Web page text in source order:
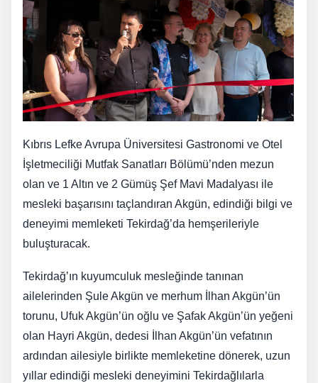
Kıbrıs Lefke Avrupa Üniversitesi Gastronomi ve Otel
İşletmeciliği Mutfak Sanatları Bölümü’nden mezun
olan ve 1 Altın ve 2 Gümüş Şef Mavi Madalyası ile
mesleki başarısını taçlandıran Akgün, edindiği bilgi ve
deneyimi memleketi Tekirdağ’da hemşerileriyle
buluşturacak.
Tekirdağ’ın kuyumculuk mesleğinde tanınan
ailelerinden Şule Akgün ve merhum İlhan Akgün’ün
torunu, Ufuk Akgün’ün oğlu ve Şafak Akgün’ün yeğeni
olan Hayri Akgün, dedesi İlhan Akgün’ün vefatının
ardından ailesiyle birlikte memleketine dönerek, uzun
yıllar edindiği mesleki deneyimini Tekirdağlılarla